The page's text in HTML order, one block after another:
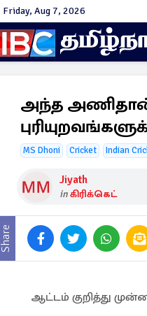
Friday, Aug 7, 2026
அந்த
MS Dhoni Cricket Indian
Jiyath
inகிரிக்கெட்
Share
ஆட்டம் குறித்து